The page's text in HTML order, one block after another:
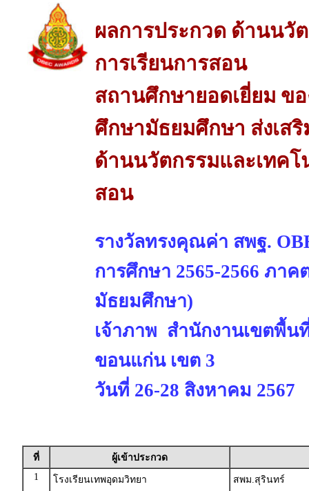
ผลการประกวด ด้านนวั
การเรียนการสอน
สถานศึกษายอดเยี่ยม ข
ศึกษามัธยมศึกษา ส่งเส
ด้านนวัตกรรมและเทคโ
สอน
รางวัลทรงคุณค่า สพฐ.
การศึกษา 2565-2566 ภาค
มัธยมศึกษา)
เจ้าภาพ สำนักงานเขตพื้น
ขอนแก่น เขต 3
วันที่ 26-28 สิงหาคม 2567
ที่
ผู้เข้าประกวด
1
โรงเรียนเทพอุดมวิทยา สพม.สุรินทร์